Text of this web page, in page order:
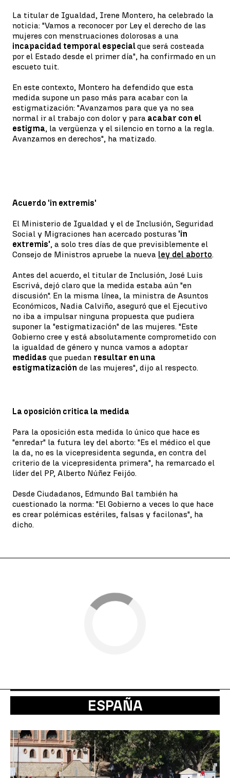
La titular de Igualdad, Irene Montero, ha celebrado la
noticia: "Vamos a reconocer por Ley el derecho de las
mujeres con menstruaciones dolorosas a una
incapacidad temporal especialque será costeada
por el Estado desde el primer día", ha confirmado en un
escueto tuit.
En este contexto, Montero ha defendido que esta
medida supone un paso más para acabar con la
estigmatización: "Avanzamos para que ya no sea
normal ir al trabajo con dolor y para acabar con el
estigma, la vergüenza y el silencio en torno a la regla.
Avanzamos en derechos", ha matizado.
Acuerdo 'in extremis'
El Ministerio de Igualdad y el de Inclusión, Seguridad
Social y Migraciones han acercado posturas 'in
extremis', a solo tres días de que previsiblemente el
Consejo de Ministros apruebe la nueva ley del aborto.
Antes del acuerdo, el titular de Inclusión, José Luis
Escrivá, dejó claro que la medida estaba aún "en
discusión". En la misma línea, la ministra de Asuntos
Económicos, Nadia Calviño, aseguró que el Ejecutivo
no iba a impulsar ninguna propuesta que pudiera
suponer la "estigmatización" de las mujeres. "Este
Gobierno cree y está absolutamente comprometido con
la igualdad de género y nunca vamos a adoptar
medidas que puedan resultar en una
estigmatización de las mujeres", dijo al respecto.
La oposición critica la medida
Para la oposición esta medida lo único que hace es
"enredar" la futura ley del aborto: "Es el médico el que
la da, no es la vicepresidenta segunda, en contra del
criterio de la vicepresidenta primera", ha remarcado el
líder del PP, Alberto Núñez Feijóo.
Desde Ciudadanos, Edmundo Bal también ha
cuestionado la norma: "El Gobierno a veces lo que hace
es crear polémicas estériles, falsas y facilonas", ha
dicho.
ESPAÑA